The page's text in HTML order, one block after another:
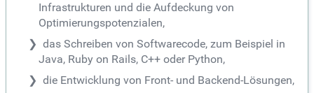
Infrastrukturen und die Aufdeckung von
Optimierungspotenzialen,
das Schreiben von Softwarecode, zum Beispiel in
Java, Ruby on Rails, C++ oder Python,
die Entwicklung von Front- und Backend-Lösungen,